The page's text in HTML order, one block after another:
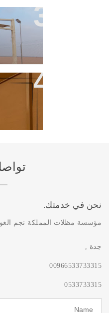
من
مميزات
للفل
نحن في خدمتك.
مؤسسة مظلات المملكة نجم
جدة ,
00966533733315
0533733315